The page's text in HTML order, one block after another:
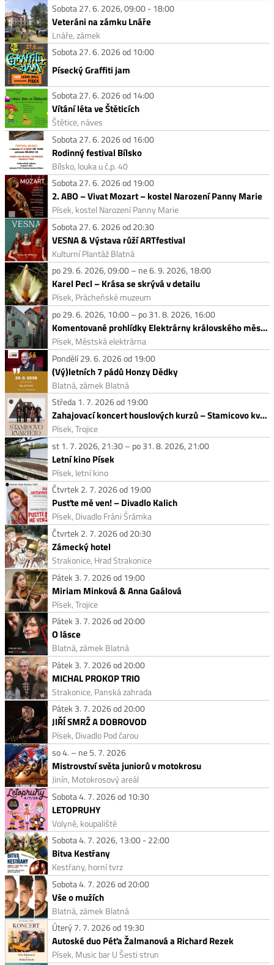
Sobota 27. 6. 2026, 09:00 - 18:00
Veteráni na zámku Lnáře
Lnáře, zámek
Sobota 27. 6. 2026 od 10:00
Písecký Graffiti jam
Sobota 27. 6. 2026 od 14:00
Vítání léta ve Štěticích
Štětice, náves
Sobota 27. 6. 2026 od 16:00
Rodinný festival Bílsko
Bílsko, louka u č.p. 40
Sobota 27. 6. 2026 od 19:00
2. ABO – Vivat Mozart – kostel Narození Panny Marie
Písek, kostel Narození Panny Marie
Sobota 27. 6. 2026 od 20:30
VESNA & Výstava růží ARTfestival
Kulturní Plantáž Blatná
po 29. 6. 2026, 09:00 – ne 6. 9. 2026, 18:00
Karel Pecl – Krása se skrývá v detailu
Písek, Prácheňské muzeum
po 29. 6. 2026, 10:00 – po 31. 8. 2026, 16:00
Komentované prohlídky Elektrárny královského města Písku
Písek, Městská elektrárna
Pondělí 29. 6. 2026 od 19:00
(Vý)letních 7 pádů Honzy Dědky
Blatná, zámek Blatná
Středa 1. 7. 2026 od 19:00
Zahajovací koncert houslových kurzů – Stamicovo kvarteto
Písek, Trojice
st 1. 7. 2026, 21:30 – po 31. 8. 2026, 21:00
Letní kino Písek
Písek, letní kino
Čtvrtek 2. 7. 2026 od 19:00
Pusťte mě ven! – Divadlo Kalich
Písek, Divadlo Fráni Šrámka
Čtvrtek 2. 7. 2026 od 20:30
Zámecký hotel
Strakonice, Hrad Strakonice
Pátek 3. 7. 2026 od 19:00
Miriam Minková & Anna Gaálová
Písek, Trojice
Pátek 3. 7. 2026 od 20:00
O lásce
Blatná, zámek Blatná
Pátek 3. 7. 2026 od 20:00
MICHAL PROKOP TRIO
Strakonice, Panská zahrada
Pátek 3. 7. 2026 od 20:00
JIŘÍ SMRŽ A DOBROVOD
Písek, Divadlo Pod čarou
so 4. – ne 5. 7. 2026
Mistrovství světa juniorů v motokrosu
Jinín, Motokrosový areál
Sobota 4. 7. 2026 od 10:30
LETOPRUHY
Volyně, koupaliště
Sobota 4. 7. 2026, 13:00 - 22:00
Bitva Kestřany
Kestřany, horní tvrz
Sobota 4. 7. 2026 od 20:00
Vše o mužích
Blatná, zámek Blatná
Úterý 7. 7. 2026 od 19:30
Autoské duo Péťa Žalmanová a Richard Rezek
Písek, Music bar U Šesti strun